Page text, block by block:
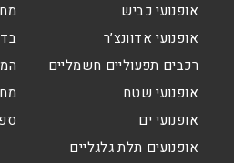
אופנועי כביש
אופנועי אדוונצ’ר
רכבים תפעוליים חשמליים
אופנועי שטח
אופנועי ים
אופנועים תלת גלגליים